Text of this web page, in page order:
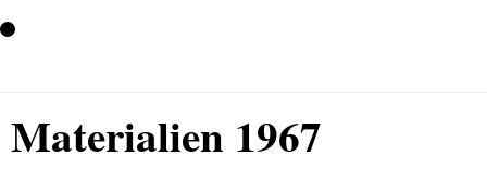
Materialien 1967